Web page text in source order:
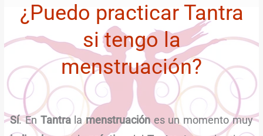
¿Puedo practicar Tantra
si tengo la
menstruación?
Sí. En Tantralamenstruaciónes un momento muy